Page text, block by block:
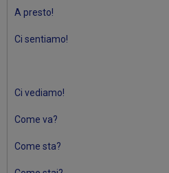
A presto!
Ci sentiamo!
Ci vediamo!
Come va?
Come sta?